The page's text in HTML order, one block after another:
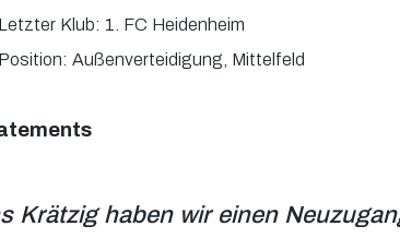
Letzter Klub: 1. FC Heidenheim
Position: Außenverteidigung, Mittelfeld
Krätzig haben wir einen